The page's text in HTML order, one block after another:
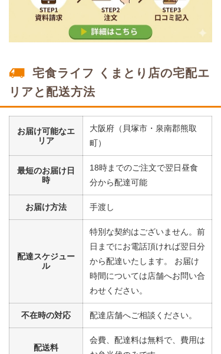
一例です。メニューにより前後します（おかずのみ
の栄養価です）
鯛の塩焼きセット
コーン
小松菜
栄養素
-
※メニューの補足
-
まぐろの煮付けセット
大根
コーン
-
宅食ライフ くまとり店の宅配エ
リアと配送方法
お届け可能なエ
リア
大阪府（貝塚市・泉南郡熊取
町）
最短のお届け日
時
18時までのご注文で翌日昼食
分から配達可能
お届け方法 手渡し
配達スケジュー
ル
特別な契約はございません。前
日までにお電話頂ければ翌日分
から配達いたします。 お届け
時間については店舗へお問い合
わせください。
不在時の対応 配達店舗へご相談ください。
配送料
会費、配達料は無料で、費用は